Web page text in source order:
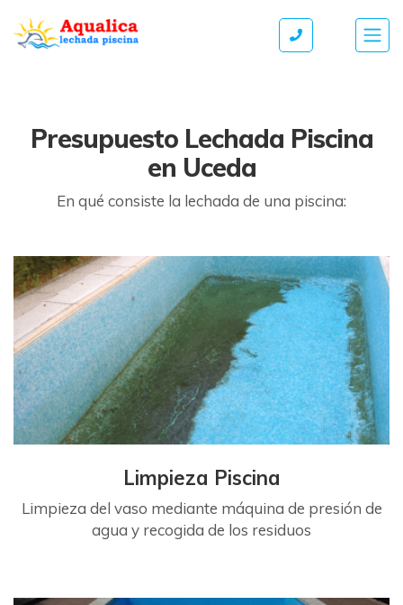
Presupuesto Lechada Piscina
en Uceda
En qué consiste la lechada de una piscina:
Limpieza Piscina
Limpieza del vaso mediante máquina de presión de
agua y recogida de los residuos